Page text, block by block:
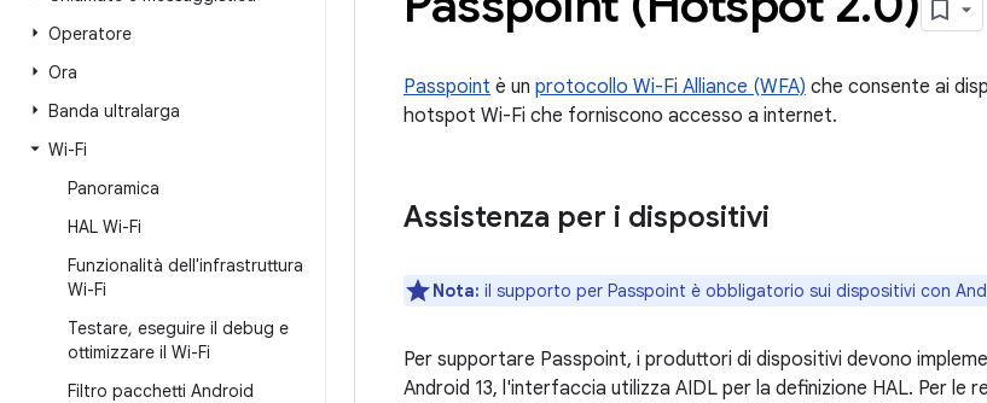
Operatore
Ora
Banda ultralarga
Wi-Fi
Panoramica
HAL Wi-Fi
Funzionalità dell'infrastruttura
Wi-Fi
Testare, eseguire il debug e
ottimizzare il Wi-Fi
Filtro pacchetti Android
Passpoint è un protocollo Wi-Fi Alliance (WFA) che consente ai
hotspot Wi-Fi che forniscono accesso a internet.
Assistenza per i dispositivi
Nota: il supporto per Passpoint è obbligatorio sui dispositivi con
Per supportare Passpoint, i produttori di dispositivi devono
Android 13, l'interfaccia utilizza AIDL per la definizione HAL. Per le